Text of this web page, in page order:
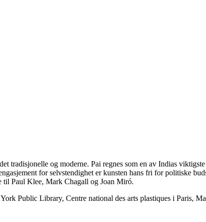
tradisjonelle og moderne. Pai regnes som en av Indias
for selvstendighet er kunsten hans fri for politiske
til Paul Klee, Mark Chagall og Joan Miró.
Public Library, Centre national des arts plastiques i Paris,